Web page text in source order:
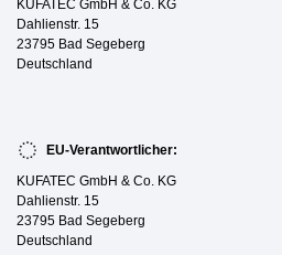
KUFATEC GmbH & Co. KG
Dahlienstr. 15
23795 Bad Segeberg
Deutschland
EU-Verantwortlicher:
KUFATEC GmbH & Co. KG
Dahlienstr. 15
23795 Bad Segeberg
Deutschland